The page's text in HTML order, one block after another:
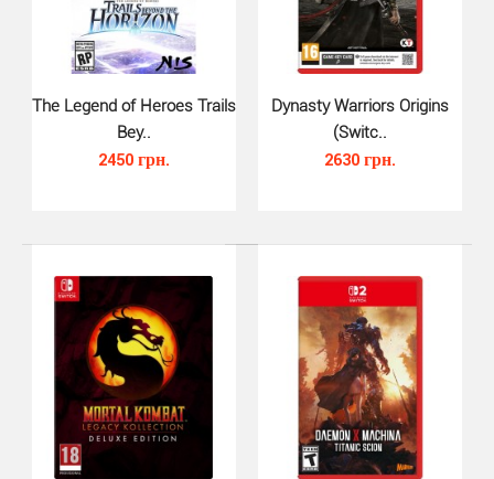
Worms Armageddon Anniversary Ed..
The Legend of Heroes Trails
Bey..
2450 грн.
Dynasty Warriors Origins
(Switc..
2630 грн.